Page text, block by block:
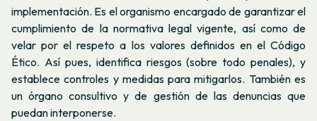
implementación. Es el organismo encargado de garantizar el
cumplimiento de la normativa legal vigente, así como de
velar por el respeto a los valores definidos en el Código
Ético. Así pues, identifica riesgos (sobre todo penales), y
establece controles y medidas para mitigarlos. También es
un órgano consultivo y de gestión de las denuncias que
puedan interponerse.